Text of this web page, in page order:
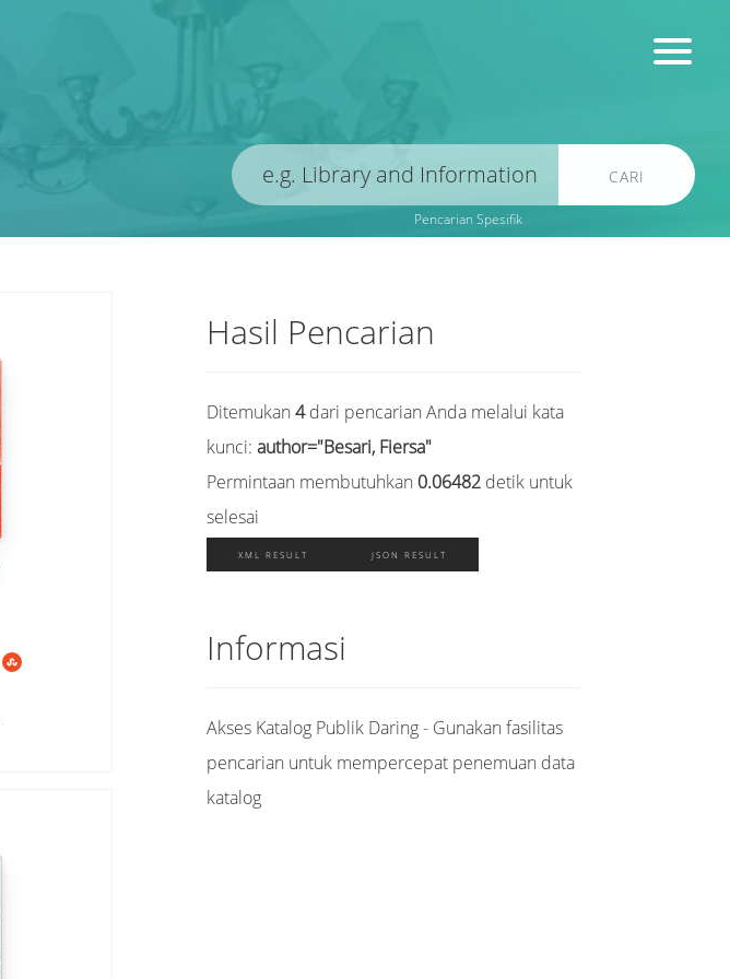
CARI
Pencarian Spesifik
Hasil Pencarian
Ditemukan4dari pencarian Anda melalui kata
kunci:author="Besari, Fiersa"
Permintaan membutuhkan 0.06482 detik untuk
selesai
XML RESULT JSON RESULT
Informasi
Akses Katalog Publik Daring - Gunakan fasilitas
pencarian untuk mempercepat penemuan data
katalog